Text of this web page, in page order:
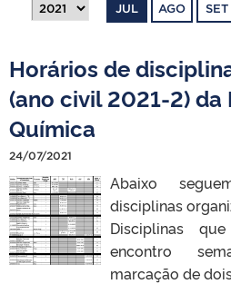
OUVIDORIA
TELEFONES
JUL AGO SET
Horários de
(ano civil 2021-2)
Química
24/07/2021
Abaixo
disciplinas
Disciplinas
encontro
marcação de